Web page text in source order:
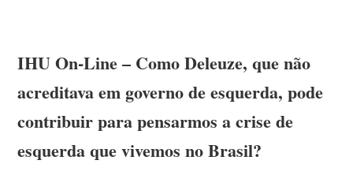
IHU On-Line – Como Deleuze, que não
acreditava em governo de esquerda, pode
contribuir para pensarmos a crise de
esquerda que vivemos no Brasil?